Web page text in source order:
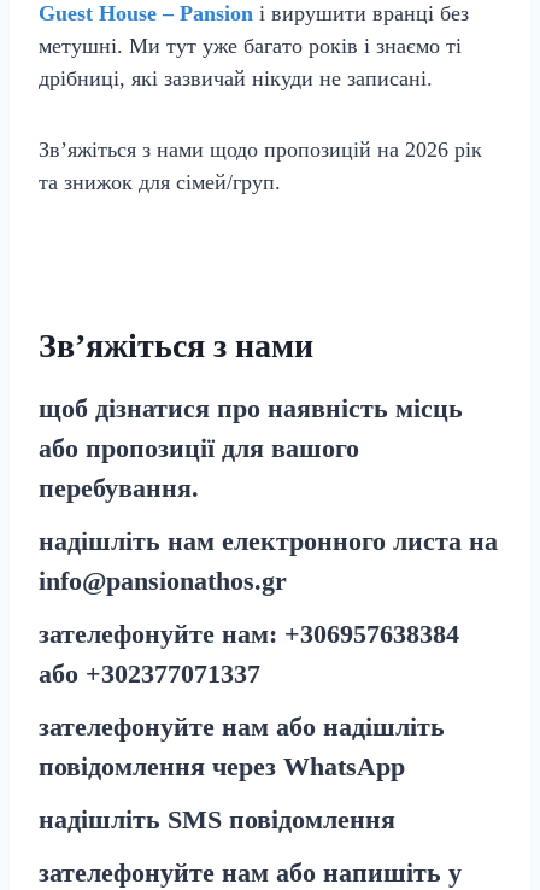
Guest House – Pansion і вирушити вранці без
метушні. Ми тут уже багато років і знаємо ті
дрібниці, які зазвичай нікуди не записані.
Зв’яжіться з нами щодо пропозицій на 2026 рік
та знижок для сімей/груп.
Зв’яжіться з нами
щоб дізнатися про наявність місць
або пропозиції для вашого
перебування.
надішліть нам електронного листа на
info@pansionathos.gr
зателефонуйте нам: +306957638384
або +302377071337
зателефонуйте нам або надішліть
повідомлення через WhatsApp
надішліть SMS повідомлення
зателефонуйте нам або напишіть у